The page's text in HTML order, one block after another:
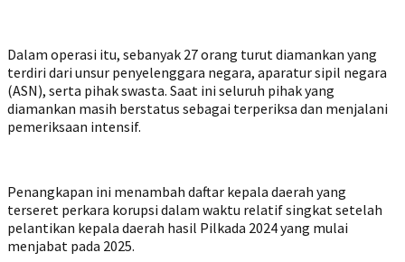
Dalam operasi itu, sebanyak 27 orang turut diamankan yang
terdiri dari unsur penyelenggara negara, aparatur sipil negara
(ASN), serta pihak swasta. Saat ini seluruh pihak yang
diamankan masih berstatus sebagai terperiksa dan menjalani
pemeriksaan intensif.
Penangkapan ini menambah daftar kepala daerah yang
terseret perkara korupsi dalam waktu relatif singkat setelah
pelantikan kepala daerah hasil Pilkada 2024 yang mulai
menjabat pada 2025.